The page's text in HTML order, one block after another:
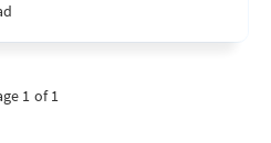
1 of 1